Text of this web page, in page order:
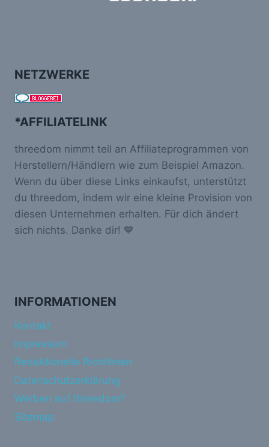
NETZWERKE
*AFFILIATELINK
threedom nimmt teil an Affiliateprogrammen von
Herstellern/Händlern wie zum Beispiel Amazon.
Wenn du über diese Links einkaufst, unterstützt
du threedom, indem wir eine kleine Provision von
diesen Unternehmen erhalten. Für dich ändert
sich nichts. Danke dir! 💙
INFORMATIONEN
Kontakt
Impressum
Redaktionelle Richtlinien
Datenschutzerklärung
Werben auf threedom?
Sitemap